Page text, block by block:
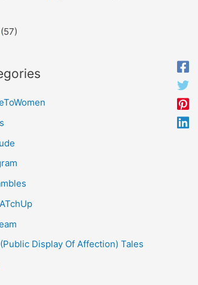
(57)
(Public Display Of Affection) Tales